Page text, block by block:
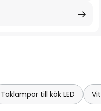
Taklampor till kök LED